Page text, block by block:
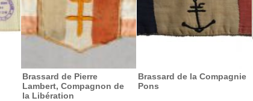
Brassard de Pierre
Lambert, Compagnon de
la Libération
Brassard de la Compagnie
Pons